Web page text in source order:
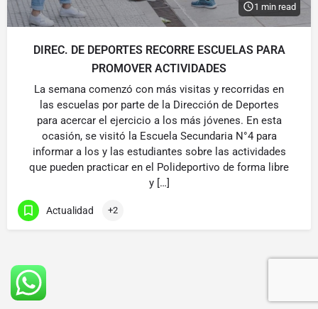
1 min read
DIREC. DE DEPORTES RECORRE ESCUELAS PARA
PROMOVER ACTIVIDADES
La semana comenzó con más visitas y recorridas en
las escuelas por parte de la Dirección de Deportes
para acercar el ejercicio a los más jóvenes. En esta
ocasión, se visitó la Escuela Secundaria N°4 para
informar a los y las estudiantes sobre las actividades
que pueden practicar en el Polideportivo de forma libre
y […]
Actualidad +2